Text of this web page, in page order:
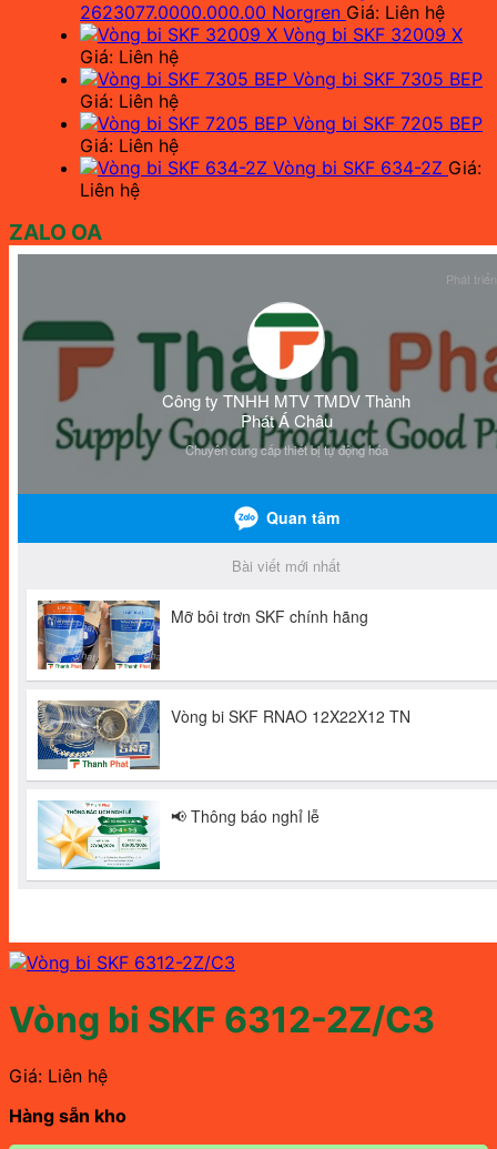
2623077.0000.000.00 Norgren Giá: Liên hệ
Vòng bi SKF 32009 X
Giá: Liên hệ
Vòng bi SKF 7305 BEP
Giá: Liên hệ
Vòng bi SKF 7205 BEP
Giá: Liên hệ
Vòng bi SKF 634-2Z Giá:
Liên hệ
ZALO OA
Vòng bi SKF 6312-2Z/C3
Giá: Liên hệ
Hàng sẵn kho